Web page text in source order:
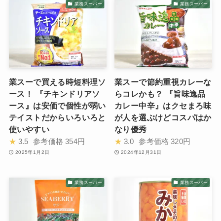
業務スーパー
業スーで買える時短料理ソ
ース！ 『チキンドリアソ
ース』は安価で個性が弱い
テイストだからいろいろと
使いやすい
★ 3.5 参考価格 354円
2025年1月2日
業務スーパー
業スーで節約重視カレーな
らコレかも？ 『旨味逸品
カレー中辛』はクセまろ味
が人を選ぶけどコスパはか
なり優秀
★ 3.0 参考価格 320円
2024年12月31日
業務スーパー 業務スーパー